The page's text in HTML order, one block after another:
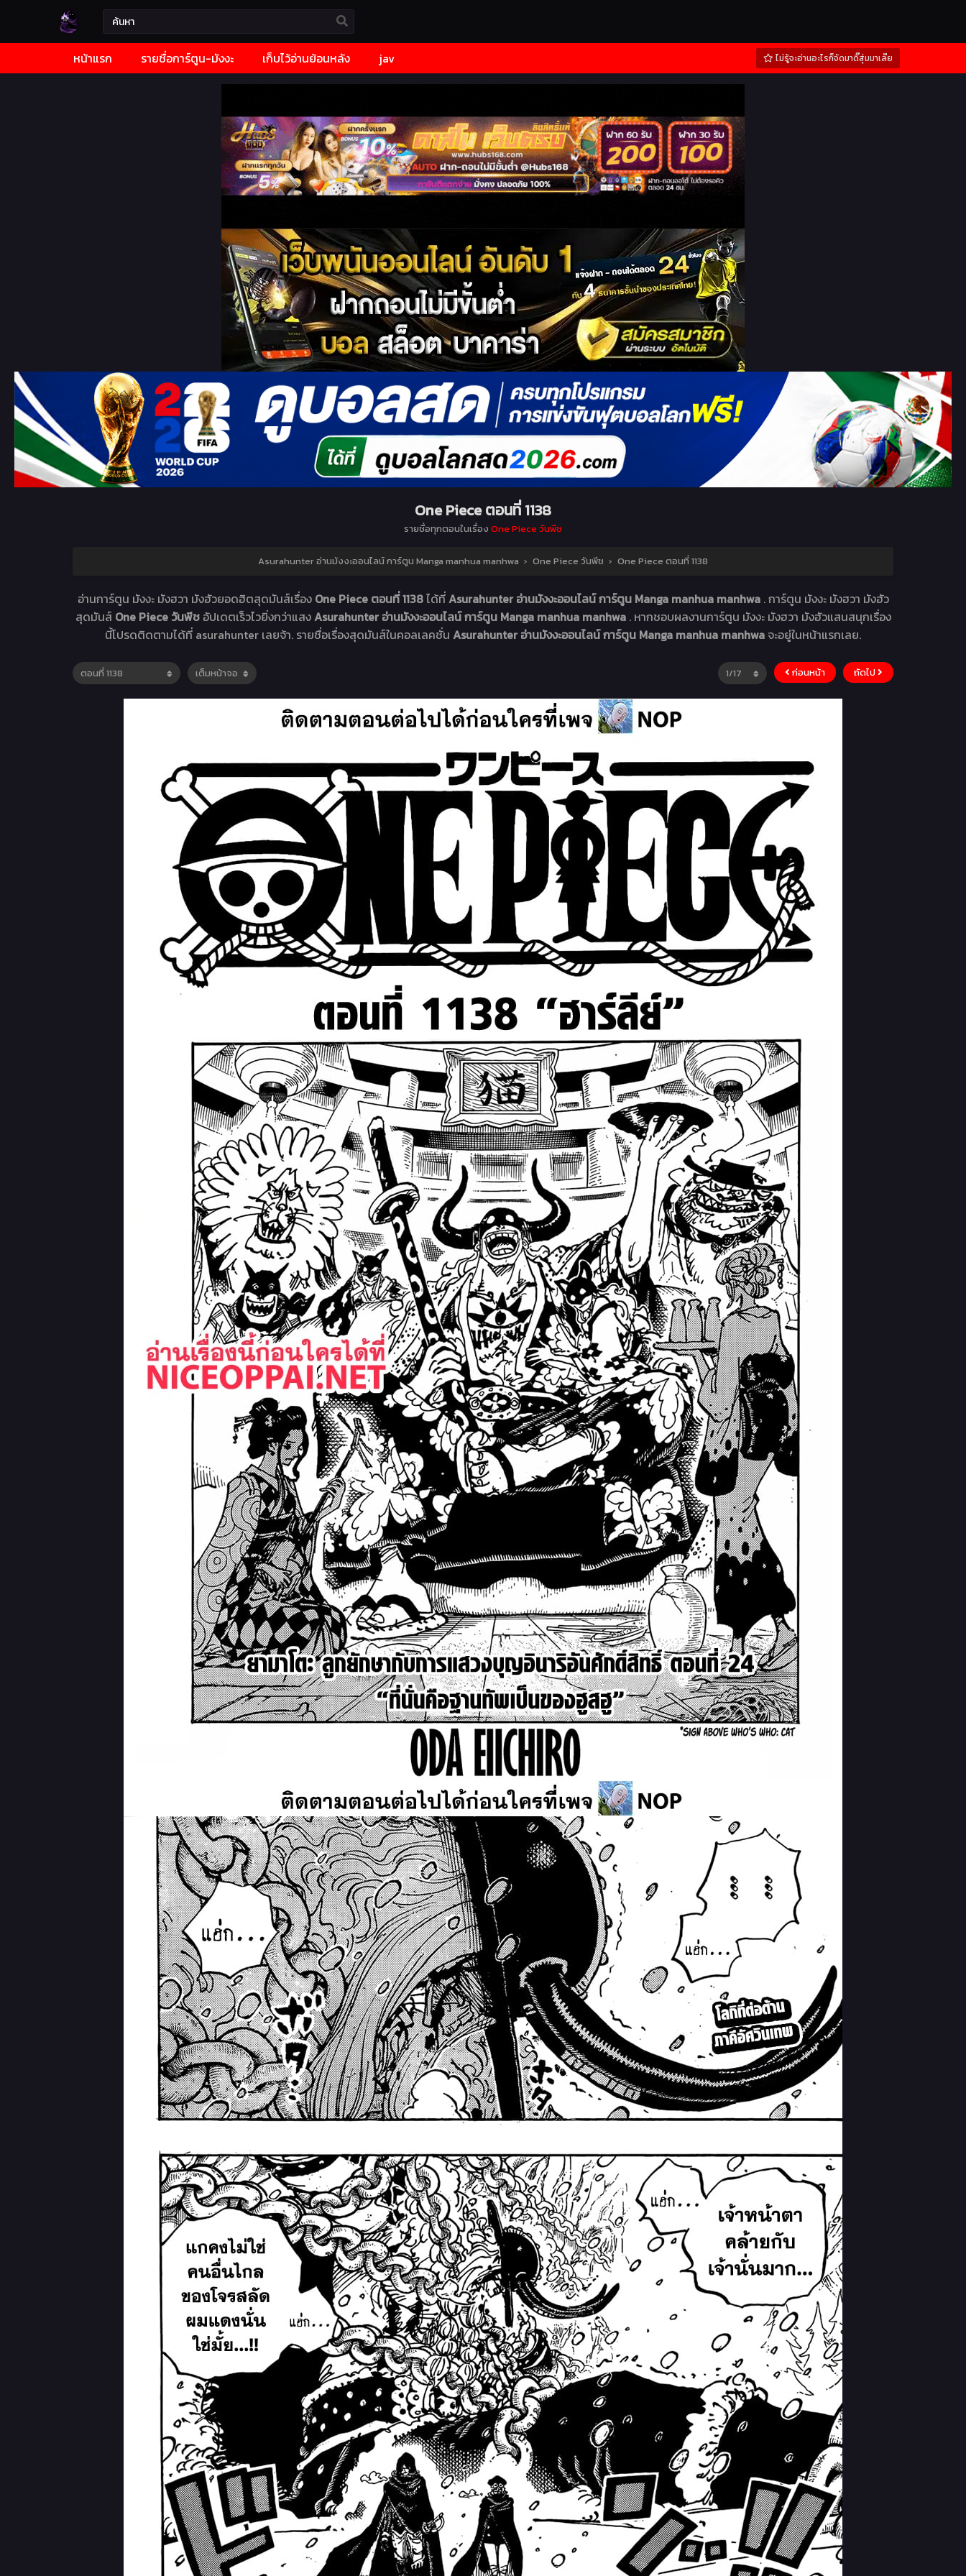
หน้าแรก รายชื่อการ์ตูน-มังงะ เก็บไว้อ่านย้อนหลัง jav ไม่รู้จะอ่านอะไรก็จัดมาดิ๊สุ่มมาเล๊ย
One Piece ตอนที่ 1138
รายชื่อทุกตอนในเรื่อง One Piece วันพีช
Asurahunter อ่านมังงะออนไลน์ การ์ตูน Manga manhua manhwa › One Piece วันพีช › One Piece ตอนที่ 1138
อ่านการ์ตูน มังงะ มังฮวา มังฮัวยอดฮิตสุดมันส์เรื่อง One Piece ตอนที่ 1138ได้ที่Asurahunter อ่านมังงะออนไลน์ การ์ตูน Manga manhua manhwa . การ์ตูน มังงะ มังฮวา มังฮัว
สุดมันส์ One Piece วันพีช อัปเดตเร็วไวยิ่งกว่าแสงAsurahunter อ่านมังงะออนไลน์ การ์ตูน Manga manhua manhwa . หากชอบผลงานการ์ตูน มังงะ มังฮวา มังฮัวแสนสนุกเรื่อง
นี้โปรดติดตามได้ที่ asurahunter เลยจ้า. รายชื่อเรื่องสุดมันส์ในคอลเลคชั่น Asurahunter อ่านมังงะออนไลน์ การ์ตูน Manga manhua manhwa จะอยู่ในหน้าแรกเลย.
ก่อนหน้า ถัดไป